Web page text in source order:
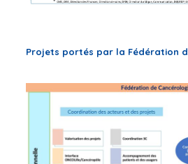
Projets portés par la Fédération